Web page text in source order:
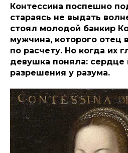
Контессина поспешно
стараясь не выдать
стоял молодой банкир
мужчина, которого отец
по расчету. Но когда их
девушка поняла: сердце
разрешения у разума.